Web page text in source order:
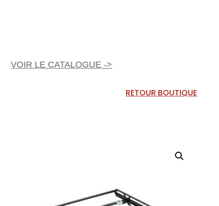
VOIR LE CATALOGUE ->
RETOUR BOUTIQUE